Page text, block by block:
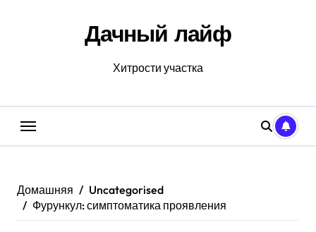
Дачный лайф
Хитрости участка
Домашняя
Uncategorised
Фурункул: симптоматика проявления